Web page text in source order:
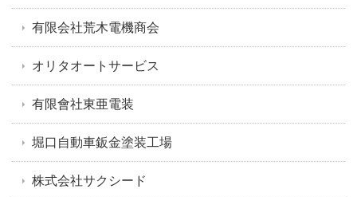
有限会社荒木電機商会
オリタオートサービス
有限會社東亜電装
堀口自動車鈑金塗装工場
株式会社サクシード